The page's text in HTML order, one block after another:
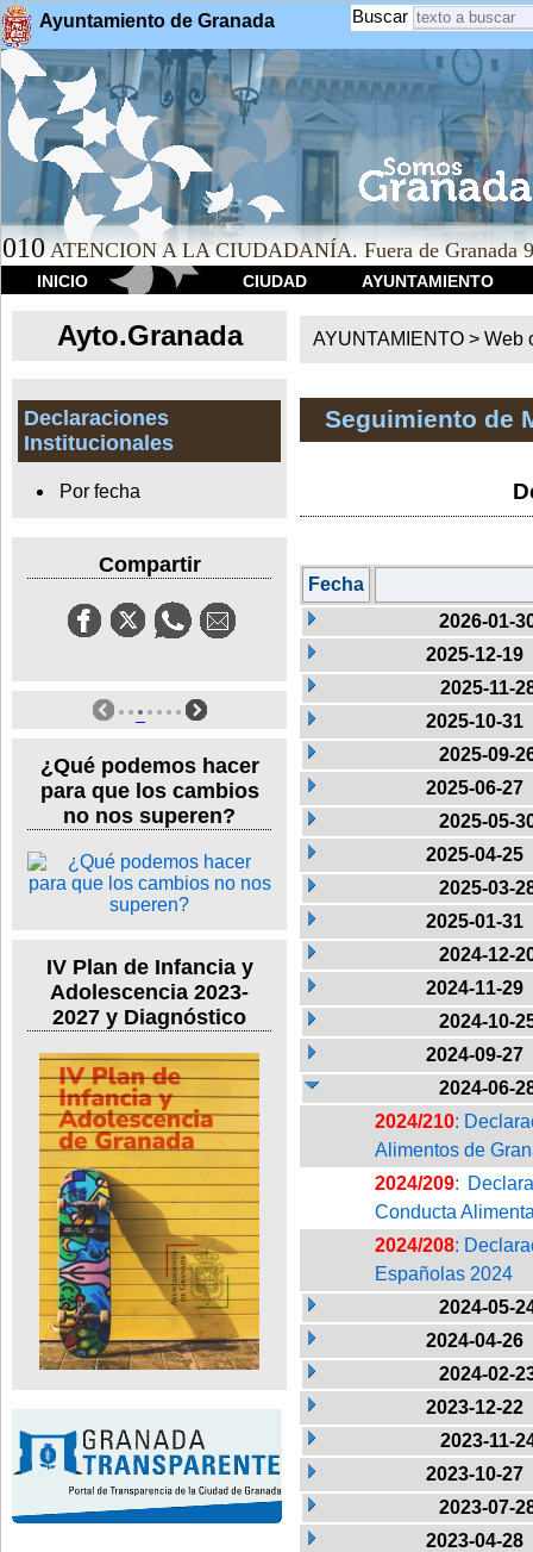
Ayuntamiento de Granada Buscar
010 ATENCION A LA CIUDADANÍA. Fuera de Granada
INICIO CIUDAD AYUNTAMIENTO
Ayto.Granada
Declaraciones
Institucionales
Por fecha
Compartir
¿Qué podemos hacer
para que los cambios
no nos superen?
IV Plan de Infancia y
Adolescencia 2023-
2027 y Diagnóstico
AYUNTAMIENTO > Web
Seguimiento de
Fecha
2026-01-
2025-12-19
2025-11-
2025-10-31
2025-09-
2025-06-27
2025-05-
2025-04-25
2025-03-
2025-01-31
2024-12-
2024-11-29
2024-10-
2024-09-27
2024-06-
2024/210:
Alimentos de
2024/209:
Conducta
2024/208:
Españolas 2024
2024-05-
2024-04-26
2024-02-
2023-12-22
2023-11-
2023-10-27
2023-07-
2023-04-28